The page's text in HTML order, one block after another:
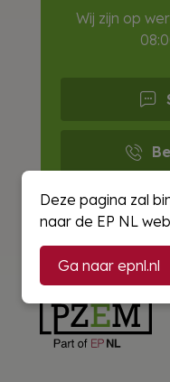
Wij zijn op
Deze pagina zal
naar de EP NL
Ga naar epnl.nl